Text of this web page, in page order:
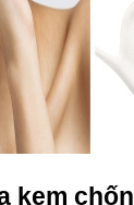
kem